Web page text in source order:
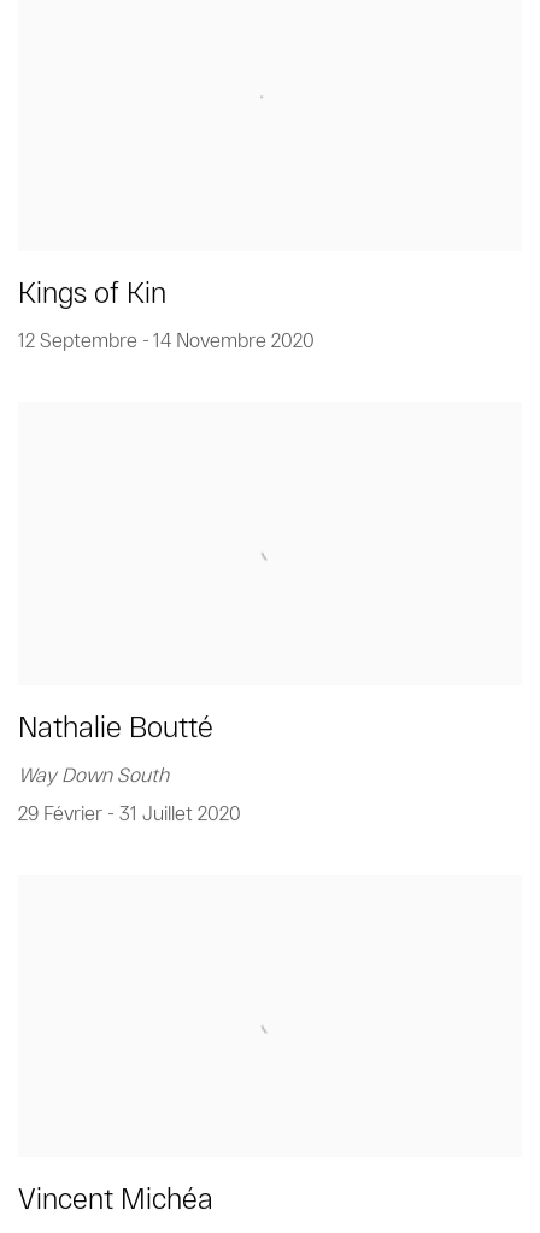
Kings of Kin
12 Septembre - 14 Novembre 2020
Nathalie Boutté
Way Down South
29 Février - 31 Juillet 2020
Vincent Michéa